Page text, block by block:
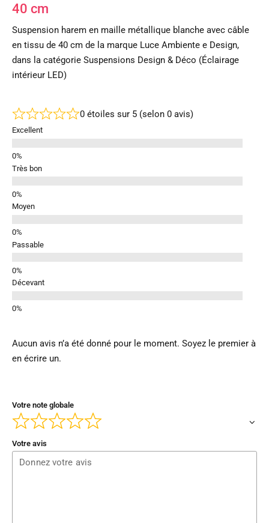
40 cm
Suspension harem en maille métallique blanche avec câble
en tissu de 40 cm de la marque Luce Ambiente e Design,
dans la catégorie Suspensions Design & Déco (Éclairage
intérieur LED)
0 étoiles sur 5 (selon 0 avis)
Excellent
Très bon
Moyen
Passable
Décevant
Aucun avis n’a été donné pour le moment. Soyez le premier à
en écrire un.
Votre note globale
Votre avis